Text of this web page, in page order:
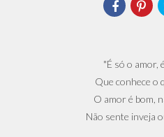
"É só o amor,
Que conhece o
O amor é bom,
Não sente inveja